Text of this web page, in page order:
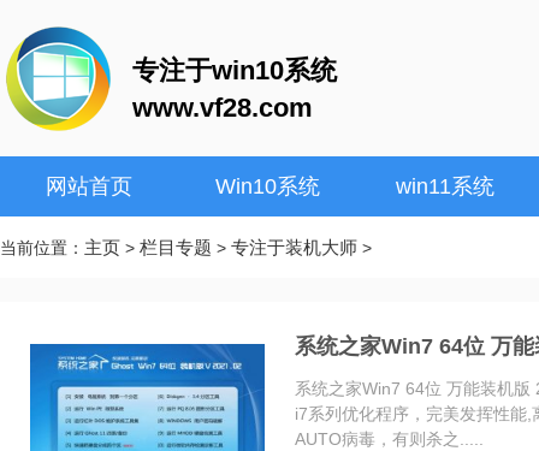
专注于win10系统
www.vf28.com
网站首页 Win10系统 win11系统
当前位置： 主页 > 栏目专题 > 专注于装机大师 >
系统之家Win7 64位 万
系统之家Win7 64位 万能装机
i7系列优化程序，完美发挥性能
AUTO病毒，有则杀之.....